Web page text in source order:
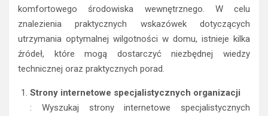
komfortowego środowiska wewnętrznego. W celu
znalezienia praktycznych wskazówek dotyczących
utrzymania optymalnej wilgotności w domu, istnieje kilka
źródeł, które mogą dostarczyć niezbędnej wiedzy
technicznej oraz praktycznych porad.
Strony internetowe specjalistycznych organizacji
: Wyszukaj strony internetowe specjalistycznych